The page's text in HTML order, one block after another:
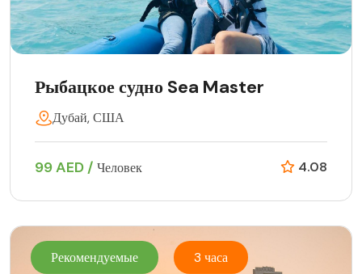
Рыбацкое судно Sea Master
Дубай, США
99 AED / Человек 4.08
Рекомендуемые 3 часа